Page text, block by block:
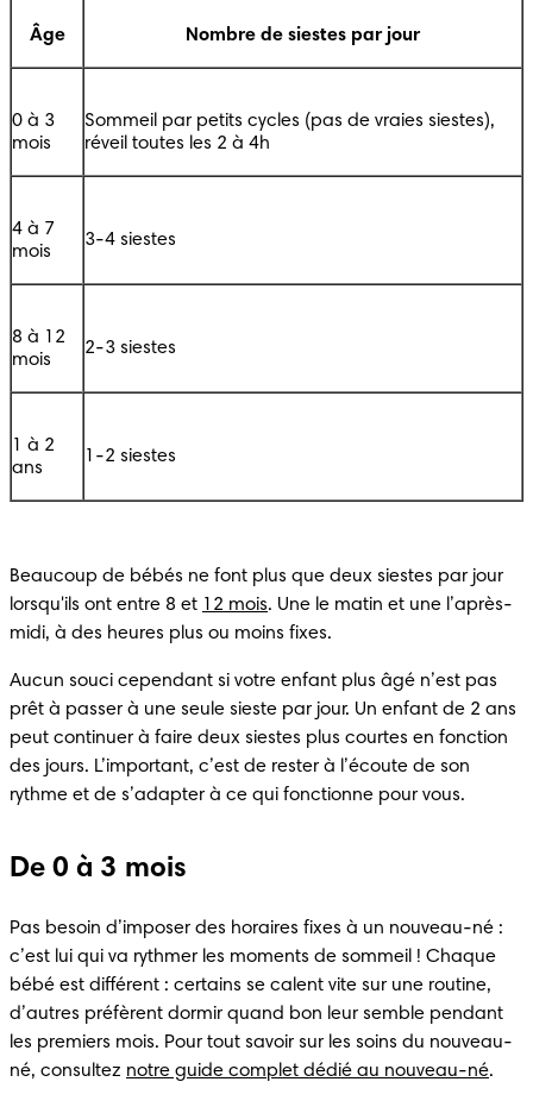
Âge Nombre de siestes par jour
0 à 3
mois
Sommeil par petits cycles (pas de vraies siestes),
réveil toutes les 2 à 4h
4 à 7
mois
3-4 siestes
8 à 12
mois
2-3 siestes
1 à 2
ans
1-2 siestes
Beaucoup de bébés ne font plus que deux siestes par jour
lorsqu'ils ont entre 8 et 12 mois. Une le matin et une l’après-
midi, à des heures plus ou moins fixes.
Aucun souci cependant si votre enfant plus âgé n’est pas
prêt à passer à une seule sieste par jour. Un enfant de 2 ans
peut continuer à faire deux siestes plus courtes en fonction
des jours. L’important, c’est de rester à l’écoute de son
rythme et de s’adapter à ce qui fonctionne pour vous.
De 0 à 3 mois
Pas besoin d’imposer des horaires fixes à un nouveau-né :
c’est lui qui va rythmer les moments de sommeil ! Chaque
bébé est différent : certains se calent vite sur une routine,
d’autres préfèrent dormir quand bon leur semble pendant
les premiers mois. Pour tout savoir sur les soins du nouveau-
né, consultez notre guide complet dédié au nouveau-né.